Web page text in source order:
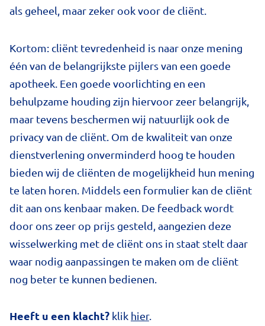
als geheel, maar zeker ook voor de cliënt.
Kortom: cliënt tevredenheid is naar onze mening
één van de belangrijkste pijlers van een goede
apotheek. Een goede voorlichting en een
behulpzame houding zijn hiervoor zeer belangrijk,
maar tevens beschermen wij natuurlijk ook de
privacy van de cliënt. Om de kwaliteit van onze
dienstverlening onverminderd hoog te houden
bieden wij de cliënten de mogelijkheid hun mening
te laten horen. Middels een formulier kan de cliënt
dit aan ons kenbaar maken. De feedback wordt
door ons zeer op prijs gesteld, aangezien deze
wisselwerking met de cliënt ons in staat stelt daar
waar nodig aanpassingen te maken om de cliënt
nog beter te kunnen bedienen.
Heeft u een klacht? klik hier.